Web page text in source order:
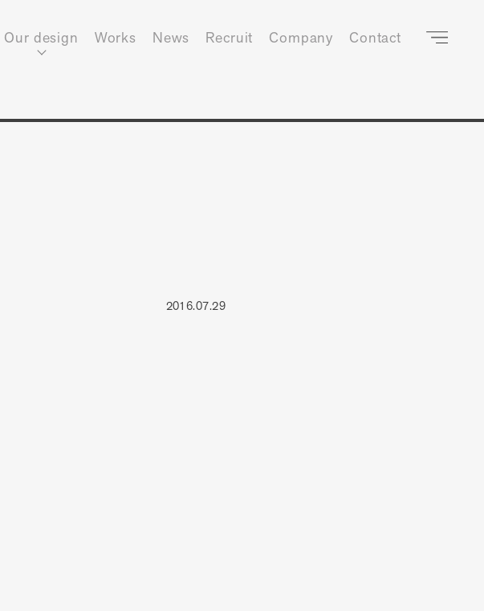
Our design Works News Recruit Company Contact
2016.07.29